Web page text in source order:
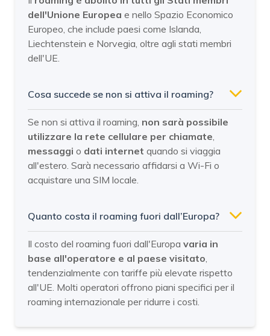
dell'Unione Europea e nello Spazio Economico
Europeo, che include paesi come Islanda,
Liechtenstein e Norvegia, oltre agli stati membri
dell'UE.
Cosa succede se non si attiva il roaming?
Se non si attiva il roaming, non sarà possibile
utilizzare la rete cellulare per chiamate
messaggi o dati internet quando si viaggia
all'estero. Sarà necessario affidarsi a Wi-Fi o
acquistare una SIM locale.
Quanto costa il roaming fuori dall’Europa?
Il costo del roaming fuori dall'Europa varia in
base all'operatore e al paese visitato
tendenzialmente con tariffe più elevate rispetto
all'UE. Molti operatori offrono piani specifici per il
roaming internazionale per ridurre i costi.